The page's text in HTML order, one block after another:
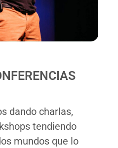
dando charlas,
tendiendo
mundos que lo